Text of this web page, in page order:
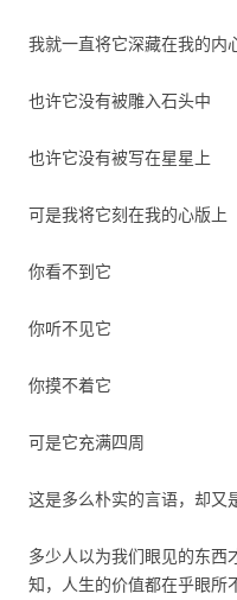
我就一直将它深藏在我的内
也许它没有被雕入石头中
也许它没有被写在星星上
可是我将它刻在我的心版上
你看不到它
你听不见它
你摸不着它
可是它充满四周
这是多么朴实的言语，却又
多少人以为我们眼见的东西
知，人生的价值都在乎眼所